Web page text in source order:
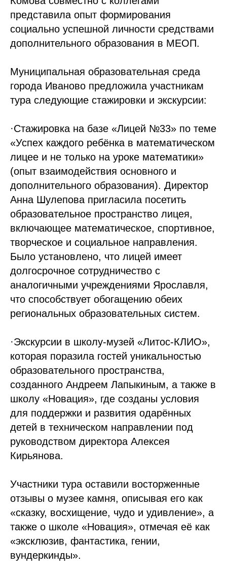
представила опыт формирования
социально успешной личности средствами
дополнительного образования в МЕОП.
Муниципальная образовательная среда
города Иваново предложила участникам
тура следующие стажировки и экскурсии:
·Стажировка на базе «Лицей №33» по теме
«Успех каждого ребёнка в математическом
лицее и не только на уроке математики»
(опыт взаимодействия основного и
дополнительного образования). Директор
Анна Шулепова пригласила посетить
образовательное пространство лицея,
включающее математическое, спортивное,
творческое и социальное направления.
Было установлено, что лицей имеет
долгосрочное сотрудничество с
аналогичными учреждениями Ярославля,
что способствует обогащению обеих
региональных образовательных систем.
·Экскурсии в школу-музей «Литос-КЛИО»,
которая поразила гостей уникальностью
образовательного пространства,
созданного Андреем Лапыкиным, а также в
школу «Новация», где созданы условия
для поддержки и развития одарённых
детей в техническом направлении под
руководством директора Алексея
Кирьянова.
Участники тура оставили восторженные
отзывы о музее камня, описывая его как
«сказку, восхищение, чудо и удивление», а
также о школе «Новация», отмечая её как
«эксклюзив, фантастика, гении,
вундеркинды».